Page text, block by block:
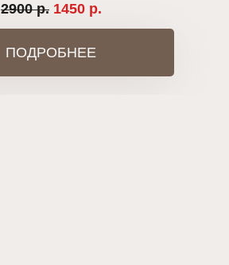
ПОДРОБНЕЕ
2900 р. 1450 р.